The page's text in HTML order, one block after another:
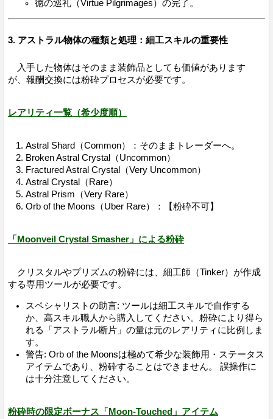
徳の巡礼（Virtue Pilgrimages）の完了。
3. アストラル物体の種類と処理：細工スキルの重要性
入手した物体はそのまま装飾品としても価値があります
が、報酬交換には粉砕プロセスが必要です。
レアリティ一覧（希少度順）
Astral Shard（Common）：そのままトレーダーへ。
Broken Astral Crystal（Uncommon）
Fractured Astral Crystal（Very Uncommon）
Astral Crystal（Rare）
Astral Prism（Very Rare）
Orb of the Moons（Uber Rare）：【粉砕不可】
「Moonveil Crystal Smasher」による粉砕
クリスタルやプリズムの粉砕には、細工師（Tinker）が作成
する専用ツールが必要です。
スペシャリストの助言: ツールは細工スキルで自作する
か、高スキル職人から購入してください。粉砕により得ら
れる「アストラル断片」の量は元のレアリティに比例しま
す。
警告: Orb of the Moonsは極めて希少な装飾用・ステータス
アイテムであり、粉砕することはできません。 誤操作に
は十分注意してください。
粉砕時の限定ボーナス「Moon-Touched」アイテム